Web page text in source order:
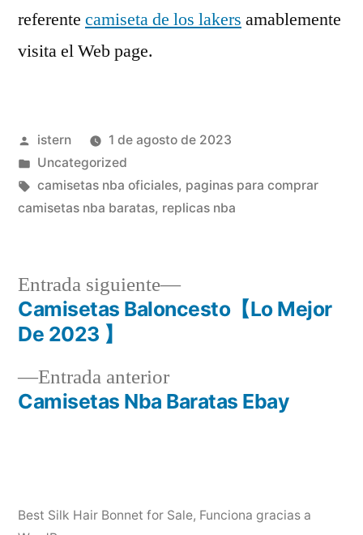
referente camiseta de los lakers amablemente
visita el Web page.
Publicado
por
istern
1 de agosto de 2023
Publicado
en
Uncategorized
Etiquetas:
camisetas nba oficiales, paginas para comprar
camisetas nba baratas, replicas nba
Navegación
entradas
Entrada anteriorEntrada
anterior:
Camisetas Nba Baratas Ebay
Entrada siguiente
Entrada
siguiente:
Camisetas Baloncesto【Lo Mejor
De 2023 】
Best Silk Hair Bonnet for Sale, Funciona gracias a